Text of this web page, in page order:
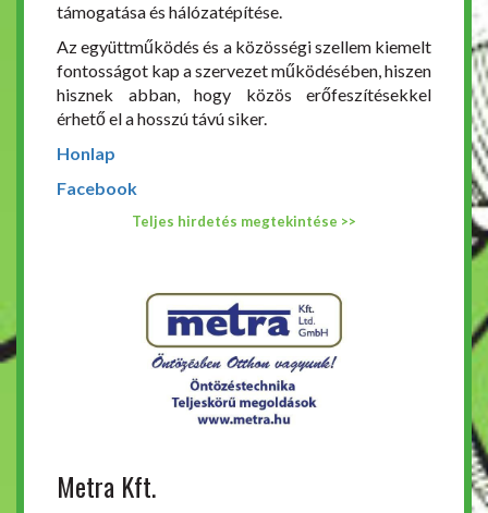
támogatása és hálózatépítése.
Az együttműködés és a közösségi szellem kiemelt
fontosságot kap a szervezet működésében, hiszen
hisznek abban, hogy közös erőfeszítésekkel
érhető el a hosszú távú siker.
Honlap
Facebook
Teljes hirdetés megtekintése >>
Metra Kft.